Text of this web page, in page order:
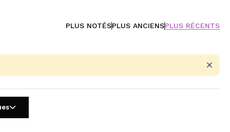
PLUS NOTÉSPLUS ANCIENSPLUS RÉCENTS